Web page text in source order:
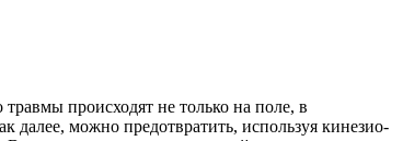
происходят не только на поле, в
далее, можно предотвратить, используя кинезио­